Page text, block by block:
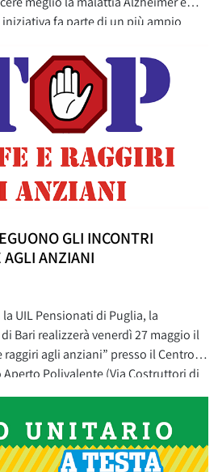
fa parte di un più ampio
ADA e per il quale
GLI INCONTRI
AGLI ANZIANI
UIL Pensionati di Puglia, la
Bari realizzerà venerdì 27 maggio il
agli anziani” presso il Centro
Polivalente (Via Costruttori di
Durante l’incontro verranno